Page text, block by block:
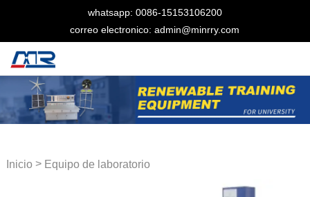
whatsapp: 0086-15153106200
correo electronico: admin@minrry.com
Inicio> Equipo de laboratorio